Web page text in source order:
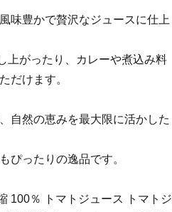
味豊かで贅沢なジュースに仕上
上がったり、カレーや煮込み料
だけます。
自然の恵みを最大限に活かした
ぴったりの逸品です。
100％ トマトジュース トマトジ